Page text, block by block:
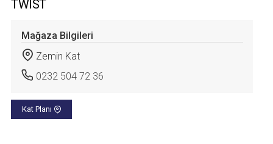
TWIST
Mağaza Bilgileri
Zemin Kat
0232 504 72 36
Kat Planı